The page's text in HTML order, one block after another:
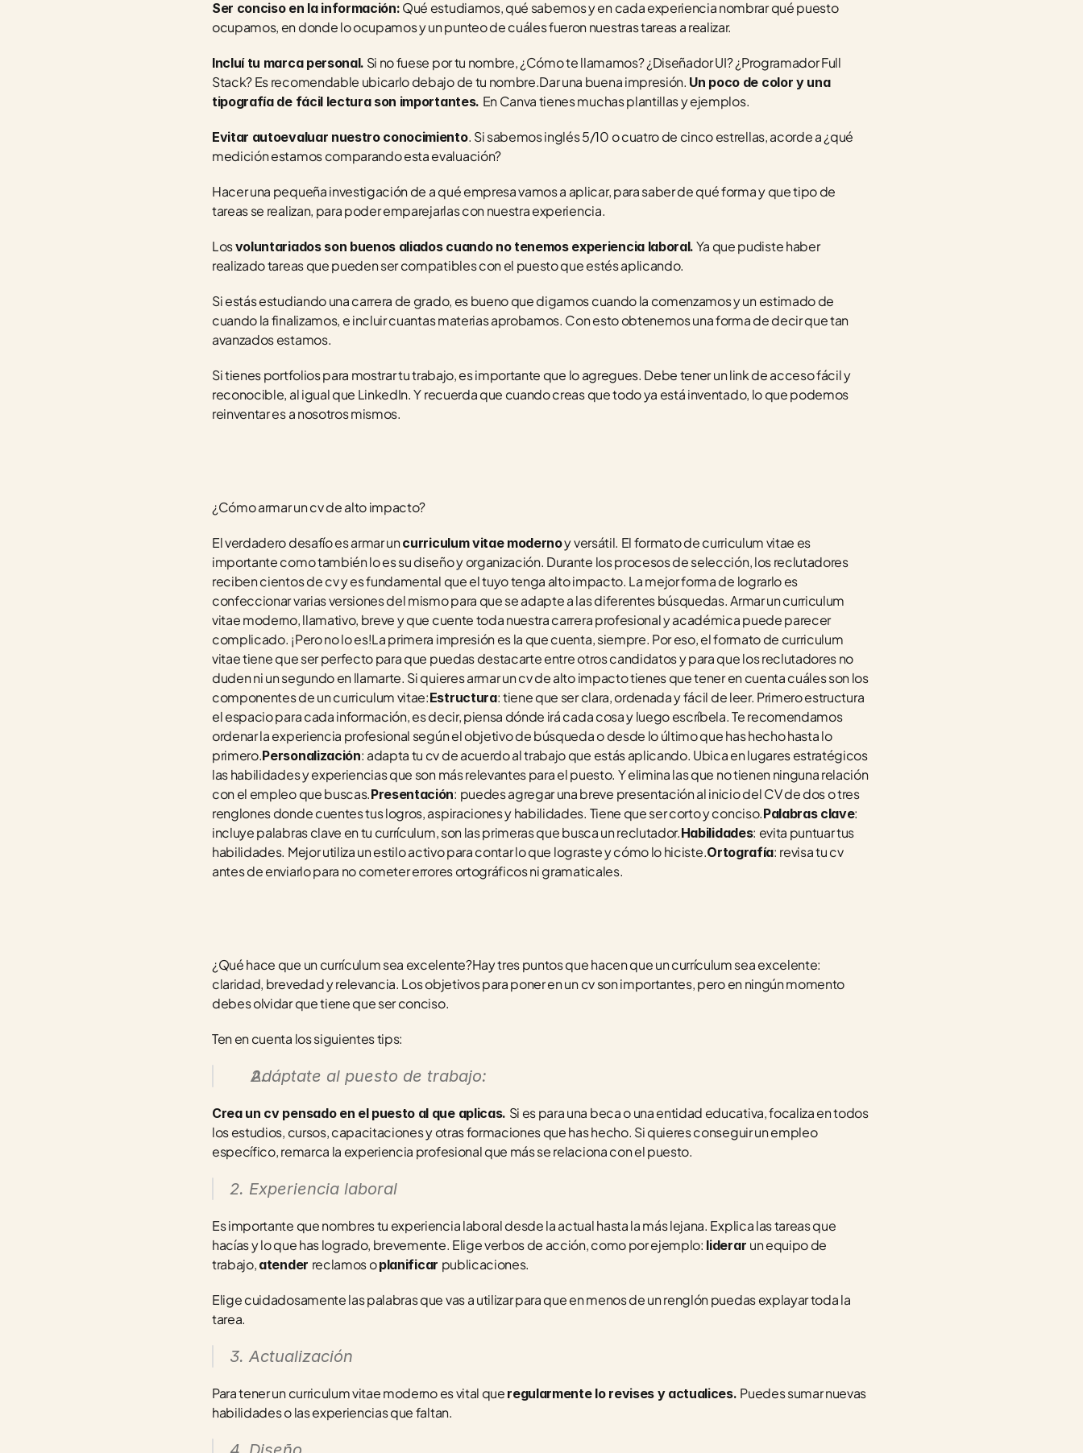
Ser conciso en la información: Qué estudiamos, qué sabemos y en cada experiencia nombrar qué puesto
ocupamos, en donde lo ocupamos y un punteo de cuáles fueron nuestras tareas a realizar.
Incluí tu marca personal. Si no fuese por tu nombre, ¿Cómo te llamamos? ¿Diseñador UI? ¿Programador Full
Stack? Es recomendable ubicarlo debajo de tu nombre.Dar una buena impresión. Un poco de color y una
tipografía de fácil lectura son importantes. En Canva tienes muchas plantillas y ejemplos.
Evitar autoevaluar nuestro conocimiento. Si sabemos inglés 5/10 o cuatro de cinco estrellas, acorde a ¿qué
medición estamos comparando esta evaluación?
Hacer una pequeña investigación de a qué empresa vamos a aplicar, para saber de qué forma y que tipo de
tareas se realizan, para poder emparejarlas con nuestra experiencia.
Los voluntariados son buenos aliados cuando no tenemos experiencia laboral. Ya que pudiste haber
realizado tareas que pueden ser compatibles con el puesto que estés aplicando.
Si estás estudiando una carrera de grado, es bueno que digamos cuando la comenzamos y un estimado de
cuando la finalizamos, e incluir cuantas materias aprobamos. Con esto obtenemos una forma de decir que tan
avanzados estamos.
Si tienes portfolios para mostrar tu trabajo, es importante que lo agregues. Debe tener un link de acceso fácil y
reconocible, al igual que LinkedIn. Y recuerda que cuando creas que todo ya está inventado, lo que podemos
reinventar es a nosotros mismos.
¿Cómo armar un cv de alto impacto?
El verdadero desafío es armar un curriculum vitae moderno y versátil. El formato de curriculum vitae es
importante como también lo es su diseño y organización. Durante los procesos de selección, los reclutadores
reciben cientos de cv y es fundamental que el tuyo tenga alto impacto. La mejor forma de lograrlo es
confeccionar varias versiones del mismo para que se adapte a las diferentes búsquedas. Armar un curriculum
vitae moderno, llamativo, breve y que cuente toda nuestra carrera profesional y académica puede parecer
complicado. ¡Pero no lo es!La primera impresión es la que cuenta, siempre. Por eso, el formato de curriculum
vitae tiene que ser perfecto para que puedas destacarte entre otros candidatos y para que los reclutadores no
duden ni un segundo en llamarte. Si quieres armar un cv de alto impacto tienes que tener en cuenta cuáles son los
componentes de un curriculum vitae:Estructura: tiene que ser clara, ordenada y fácil de leer. Primero estructura
el espacio para cada información, es decir, piensa dónde irá cada cosa y luego escríbela. Te recomendamos
ordenar la experiencia profesional según el objetivo de búsqueda o desde lo último que has hecho hasta lo
primero.Personalización: adapta tu cv de acuerdo al trabajo que estás aplicando. Ubica en lugares estratégicos
las habilidades y experiencias que son más relevantes para el puesto. Y elimina las que no tienen ninguna relación
con el empleo que buscas.Presentación: puedes agregar una breve presentación al inicio del CV de dos o tres
renglones donde cuentes tus logros, aspiraciones y habilidades. Tiene que ser corto y conciso.Palabras clave:
incluye palabras clave en tu currículum, son las primeras que busca un reclutador.Habilidades: evita puntuar tus
habilidades. Mejor utiliza un estilo activo para contar lo que lograste y cómo lo hiciste.Ortografía: revisa tu cv
antes de enviarlo para no cometer errores ortográficos ni gramaticales.
¿Qué hace que un currículum sea excelente?Hay tres puntos que hacen que un currículum sea excelente:
claridad, brevedad y relevancia. Los objetivos para poner en un cv son importantes, pero en ningún momento
debes olvidar que tiene que ser conciso.
Ten en cuenta los siguientes tips:
Adáptate al puesto de trabajo:
Crea un cv pensado en el puesto al que aplicas. Si es para una beca o una entidad educativa, focaliza en todos
los estudios, cursos, capacitaciones y otras formaciones que has hecho. Si quieres conseguir un empleo
específico, remarca la experiencia profesional que más se relaciona con el puesto.
2. Experiencia laboral
Es importante que nombres tu experiencia laboral desde la actual hasta la más lejana. Explica las tareas que
hacías y lo que has logrado, brevemente. Elige verbos de acción, como por ejemplo: liderar un equipo de
trabajo, atender reclamos o planificar publicaciones.
Elige cuidadosamente las palabras que vas a utilizar para que en menos de un renglón puedas explayar toda la
tarea.
3. Actualización
Para tener un curriculum vitae moderno es vital que regularmente lo revises y actualices. Puedes sumar nuevas
habilidades o las experiencias que faltan.